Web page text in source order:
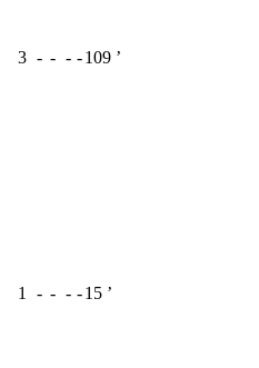
3 - - - -109 ʼ
1 - - - -15 ʼ